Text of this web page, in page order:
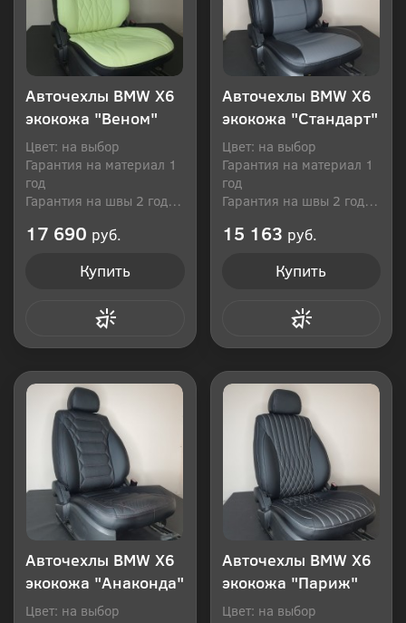
Авточехлы BMW Х6
экокожа "Веном"
Цвет: на выбор
Гарантия на материал 1
год
Гарантия на швы 2 года
17 690 руб.
Купить
Авточехлы BMW Х6
экокожа "Стандарт"
Цвет: на выбор
Гарантия на материал 1
год
Гарантия на швы 2 года
15 163 руб.
Купить
Авточехлы BMW Х6
экокожа "Анаконда"
Цвет: на выбор
Авточехлы BMW Х6
экокожа "Париж"
Цвет: на выбор